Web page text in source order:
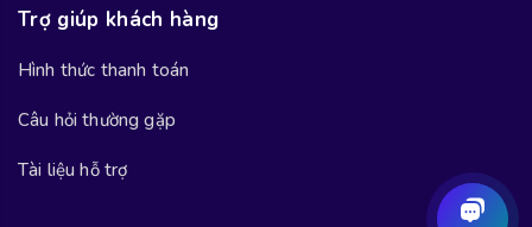
Trợ giúp khách hàng
Hình thức thanh toán
Câu hỏi thường gặp
Tài liệu hỗ trợ